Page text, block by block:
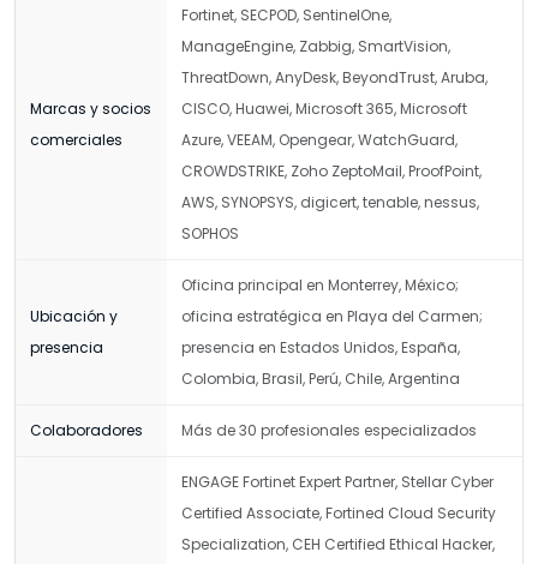
Marcas y socios
comerciales
Fortinet, SECPOD, SentinelOne,
ManageEngine, Zabbig, SmartVision,
ThreatDown, AnyDesk, BeyondTrust, Aruba,
CISCO, Huawei, Microsoft 365, Microsoft
Azure, VEEAM, Opengear, WatchGuard,
CROWDSTRIKE, Zoho ZeptoMail, ProofPoint,
AWS, SYNOPSYS, digicert, tenable, nessus,
SOPHOS
Ubicación y
presencia
Oficina principal en Monterrey, México;
oficina estratégica en Playa del Carmen;
presencia en Estados Unidos, España,
Colombia, Brasil, Perú, Chile, Argentina
Colaboradores Más de 30 profesionales especializados
ENGAGE Fortinet Expert Partner, Stellar Cyber
Certified Associate, Fortined Cloud Security
Specialization, CEH Certified Ethical Hacker,